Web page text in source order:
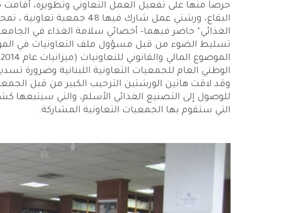
حرصاً منّها على تفعيل العمل التعاوني وتطويره، أقامت
البقاع، ورشتي عمل شارك
الغذائي" حاضر فيهما- أخصائي سلامة الغذاء في
تسليط الضوء من قبل مسؤول ملف التعاونيات في
الوطني العام للجمعيات التعاونية اللبنانية وضرورة
وقد لاقت هاتين الورشتين الترحيب الكبير من قبل
للوصول إلى التصنيع الغذائي الأسلم، والتي
التي ستقوم بها الجمعيات التعاونية المشاركة.